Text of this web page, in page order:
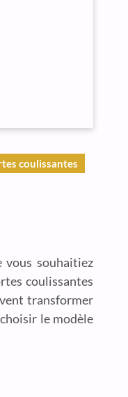
coulissantes
vous souhaitiez
coulissantes
transformer
le modèle